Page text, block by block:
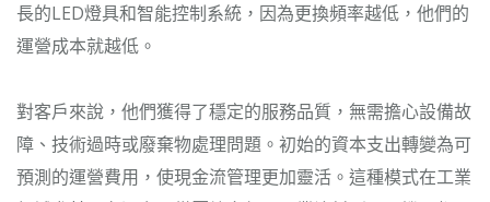
長的LED燈具和智能控制系統，因為更換頻率越低，他們的
運營成本就越低。
對客戶來說，他們獲得了穩定的服務品質，無需擔心設備故
障、技術過時或廢棄物處理問題。初始的資本支出轉變為可
預測的運營費用，使現金流管理更加靈活。這種模式在工業